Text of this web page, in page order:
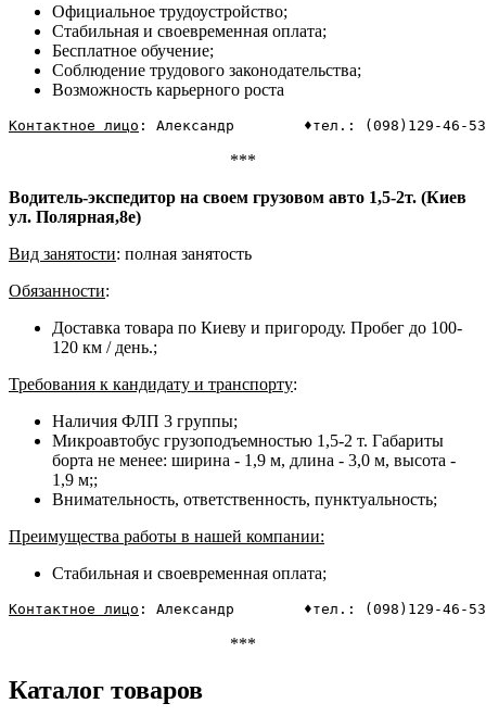
Официальное трудоустройство;
Стабильная и своевременная оплата;
Бесплатное обучение;
Соблюдение трудового законодательства;
Возможность карьерного роста
Контактное лицо : Александр        ♦тел.: (098)129-46-
***
Водитель-экспедитор на своем грузовом авто 1,5-2т. (Киев
ул. Полярная,8е)
Вид занятости: полная занятость
Обязанности:
Доставка товара по Киеву и пригороду. Пробег до 100-
120 км / день.;
Требования к кандидату и транспорту:
Наличия ФЛП 3 группы;
Микроавтобус грузоподъемностью 1,5-2 т. Габариты
борта не менее: ширина - 1,9 м, длина - 3,0 м, высота -
1,9 м;;
Внимательность, ответственность, пунктуальность;
Преимущества работы в нашей компании:
Стабильная и своевременная оплата;
Контактное лицо : Александр        ♦тел.: (098)129-46-
***
Каталог товаров